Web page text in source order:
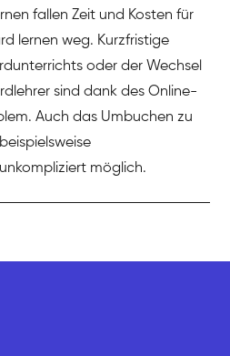
fallen Zeit und Kosten für
lernen weg. Kurzfristige
oder der Wechsel
sind dank des Online-
Auch das Umbuchen zu
möglich.